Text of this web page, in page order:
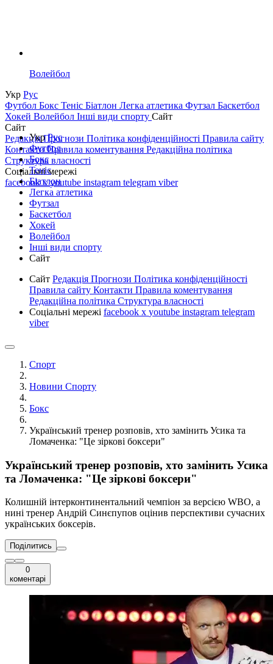
Волейбол
Укр Рус
Футбол Бокс Теніс Біатлон Легка атлетика Футзал Баскетбол
Хокей Волейбол Інші види спорту Сайт
Сайт
РедакціяПрогнози Політика конфіденційності Правила сайту
КонтактиПравила коментування Редакційна політика
Структура власності
Соціальні мережі
facebookxyoutube instagram telegram viber
УкрРус
Футбол
Бокс
Теніс
Біатлон
Легка атлетика
Футзал
Баскетбол
Хокей
Волейбол
Інші види спорту
Сайт
Сайт Редакція Прогнози Політика конфіденційності
Правила сайту Контакти Правила коментування
Редакційна політика Структура власності
Соціальні мережі facebook x youtube instagram telegram
viber
Спорт
Новини Спорту
Бокс
Український тренер розповів, хто замінить Усика та
Ломаченка: "Це зіркові боксери"
Український тренер розповів, хто замінить Усика
та Ломаченка: "Це зіркові боксери"
Колишній інтерконтинентальний чемпіон за версією WBO, а
нині тренер Андрій Синєпупов оцінив перспективи сучасних
українських боксерів.
Поділитись
0
коментарі